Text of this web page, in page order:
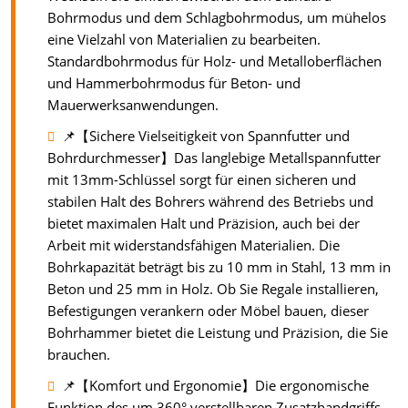
Bohrmodus und dem Schlagbohrmodus, um mühelos
eine Vielzahl von Materialien zu bearbeiten.
Standardbohrmodus für Holz- und Metalloberflächen
und Hammerbohrmodus für Beton- und
Mauerwerksanwendungen.
📌【Sichere Vielseitigkeit von Spannfutter und
Bohrdurchmesser】Das langlebige Metallspannfutter
mit 13mm-Schlüssel sorgt für einen sicheren und
stabilen Halt des Bohrers während des Betriebs und
bietet maximalen Halt und Präzision, auch bei der
Arbeit mit widerstandsfähigen Materialien. Die
Bohrkapazität beträgt bis zu 10 mm in Stahl, 13 mm in
Beton und 25 mm in Holz. Ob Sie Regale installieren,
Befestigungen verankern oder Möbel bauen, dieser
Bohrhammer bietet die Leistung und Präzision, die Sie
brauchen.
📌【Komfort und Ergonomie】Die ergonomische